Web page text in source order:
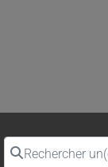
Rechercher un(e)